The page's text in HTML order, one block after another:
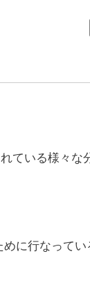
ている様々な
に行なってい